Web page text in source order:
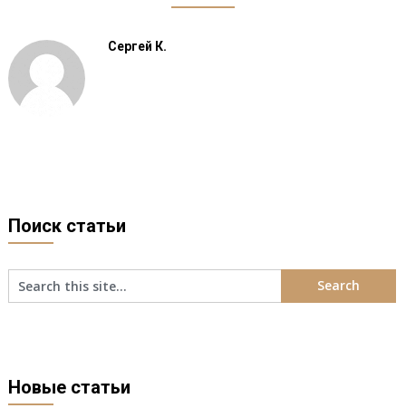
Сергей К.
Поиск статьи
Новые статьи